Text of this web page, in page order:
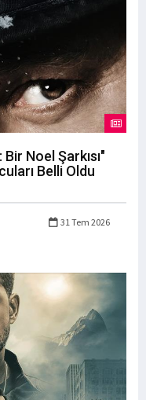
Noel Şarkısı"
Belli Oldu
31 Tem 2026